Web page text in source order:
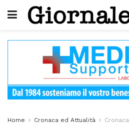
Home Cronaca ed Attualità Cronaca